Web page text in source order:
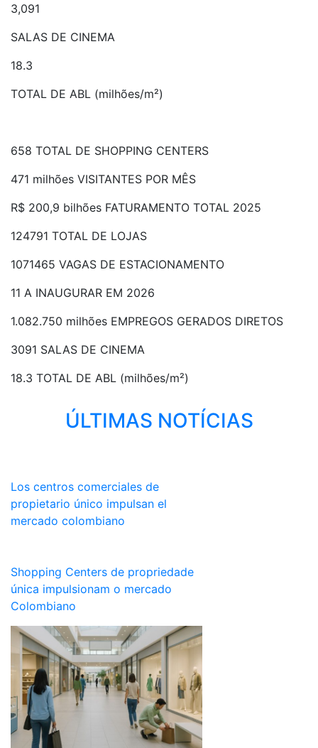
3,091
SALAS DE CINEMA
18.3
TOTAL DE ABL (milhões/m²)
658 TOTAL DE SHOPPING CENTERS
471 milhões VISITANTES POR MÊS
R$ 200,9 bilhões FATURAMENTO TOTAL 2025
124791 TOTAL DE LOJAS
1071465 VAGAS DE ESTACIONAMENTO
11 A INAUGURAR EM 2026
1.082.750 milhões EMPREGOS GERADOS DIRETOS
3091 SALAS DE CINEMA
18.3 TOTAL DE ABL (milhões/m²)
ÚLTIMAS NOTÍCIAS
Los centros comerciales de
propietario único impulsan el
mercado colombiano
Shopping Centers de propriedade
única impulsionam o mercado
Colombiano